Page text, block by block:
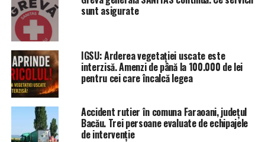
sunt asigurate
IGSU: Arderea vegetației uscate este
interzisă. Amenzi de până la 100.000 de lei
pentru cei care încalcă legea
Accident rutier în comuna Faraoani, județul
Bacău. Trei persoane evaluate de echipajele
de intervenție